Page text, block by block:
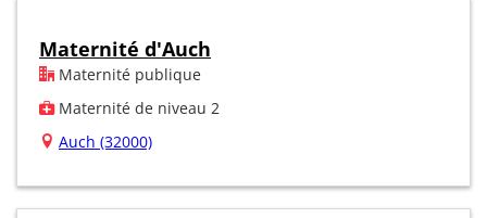
Maternité d'Auch
Maternité publique
Maternité de niveau 2
Auch (32000)